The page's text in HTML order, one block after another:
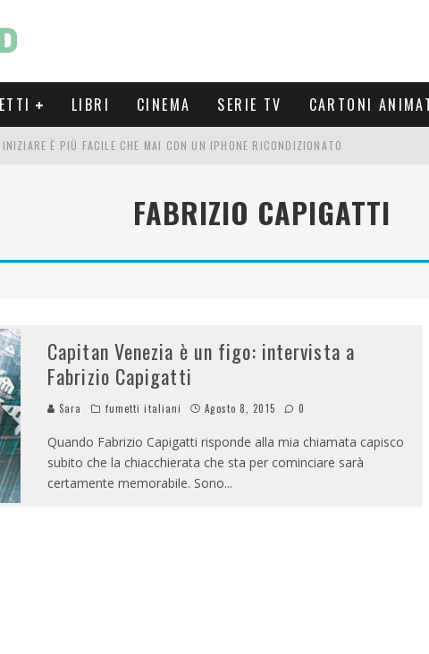
LIBRI CINEMA SERIE TV CARTONI
È PIÙ FACILE CHE MAI CON UN IPHONE RICONDIZIONATO
FABRIZIO CAPIGATTI
Capitan Venezia è un figo: intervista a
Fabrizio Capigatti
Sara fumetti italiani Agosto 8, 2015 0
Quando Fabrizio Capigatti risponde alla mia chiamata capisco
subito che la chiacchierata che sta per cominciare sarà
certamente memorabile. Sono...